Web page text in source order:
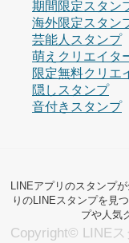
期間限定スタン
海外限定スタン
芸能人スタンプ
萌えクリエイタ
限定無料クリエ
隠しスタンプ
音付きスタンプ
LINEアプリのスタンプ
りのLINEスタンプを見
プや人気
Copyright© LINE